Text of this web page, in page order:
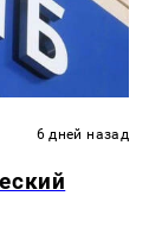
6 дней назад